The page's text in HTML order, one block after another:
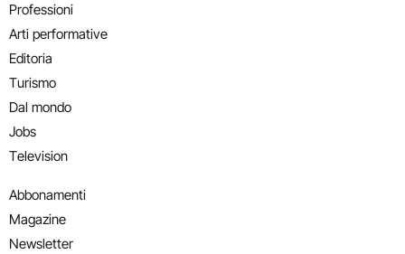
Professioni
Arti performative
Editoria
Turismo
Dal mondo
Jobs
Television
Abbonamenti
Magazine
Newsletter